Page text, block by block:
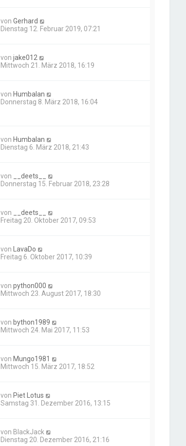
vonGerhard
Dienstag 12. Februar 2019, 07:21
vonjake012
Mittwoch 21. März 2018, 16:19
von Humbalan
Donnerstag 8. März 2018, 16:04
von Humbalan
Dienstag 6. März 2018, 21:43
von
__deets__
Donnerstag 15. Februar 2018, 23:28
von
__deets__
Freitag 20. Oktober 2017, 09:53
von
LavaDo
Freitag 6. Oktober 2017, 10:39
vonpython000
Mittwoch 23. August 2017, 18:30
von bython1989
Mittwoch 24. Mai 2017, 11:53
von Mungo1981
Mittwoch 15. März 2017, 18:52
von Piet Lotus
Samstag 31. Dezember 2016, 13:15
von BlackJack
Dienstag 20. Dezember 2016, 21:16